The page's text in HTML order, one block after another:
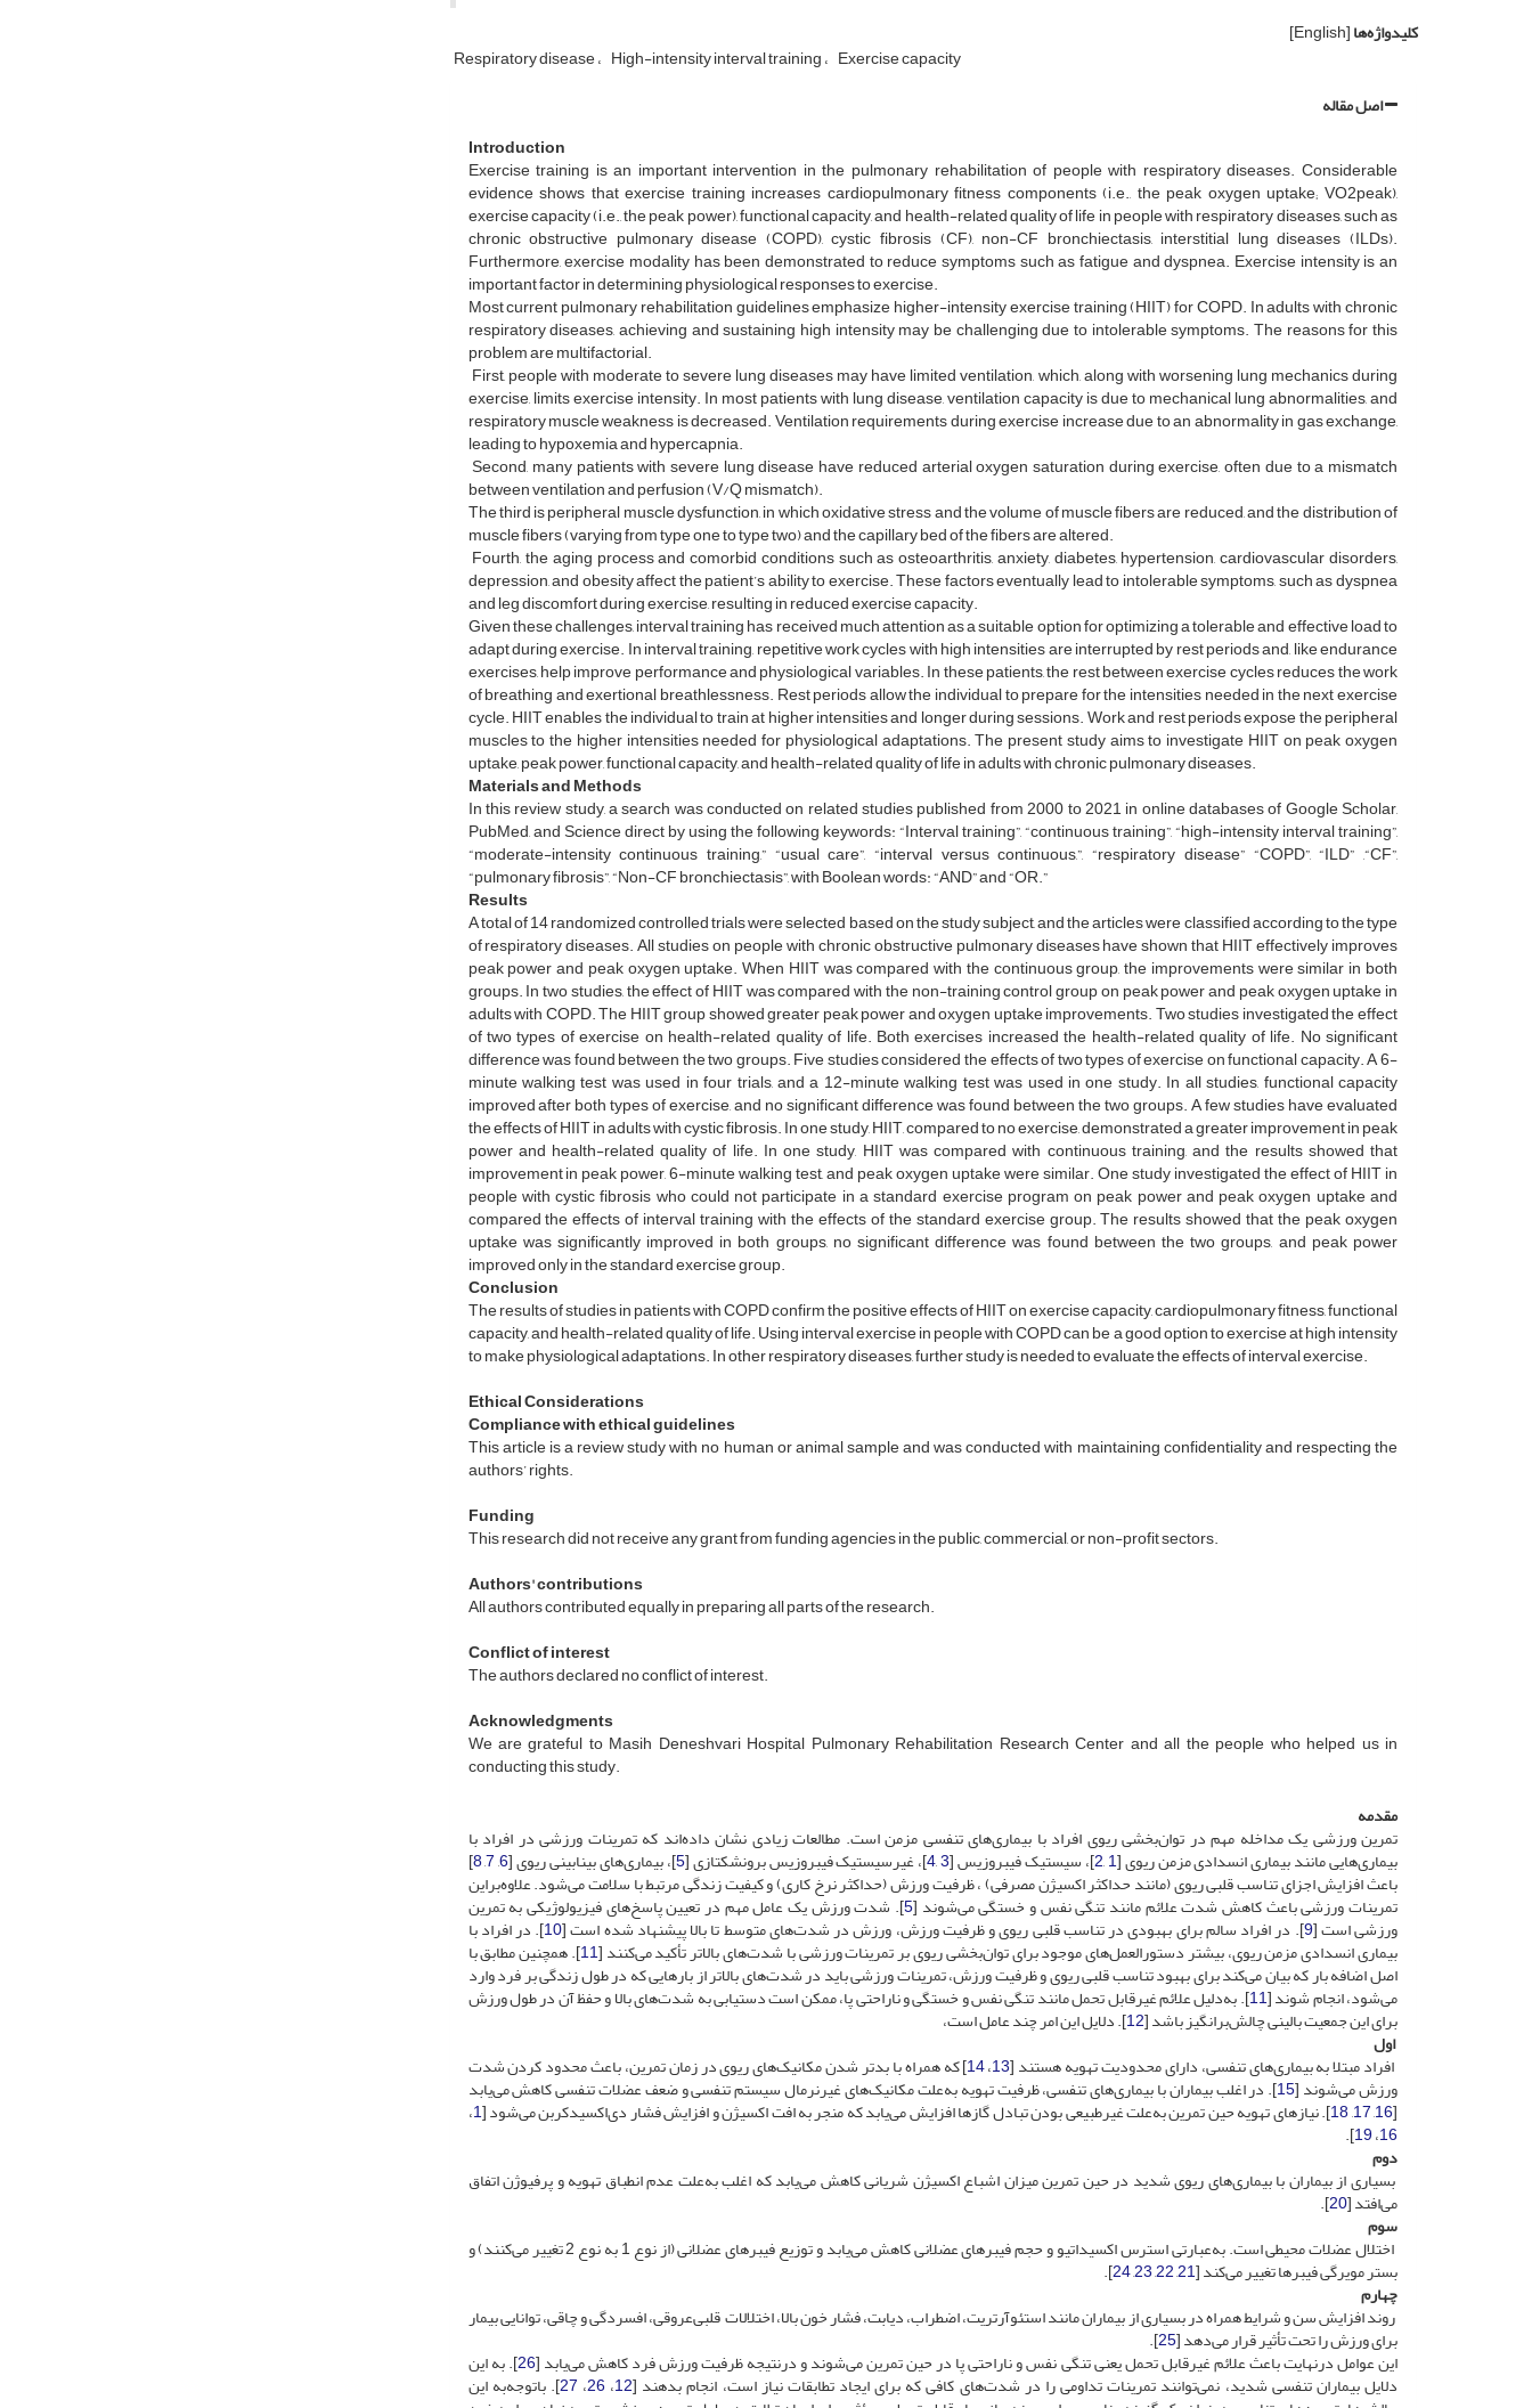
کلیدواژه‌ها[English]
Respiratory disease High-intensity interval training Exercise capacity
اصل مقاله
Introduction
Exercise training is an important intervention in the pulmonary rehabilitation of people with respiratory diseases. Considerable
evidence shows that exercise training increases cardiopulmonary fitness components (i.e., the peak oxygen uptake; VO2peak),
exercise capacity (i.e., the peak power), functional capacity, and health-related quality of life in people with respiratory diseases, such as
chronic obstructive pulmonary disease (COPD), cystic fibrosis (CF), non-CF bronchiectasis, interstitial lung diseases (ILDs).
Furthermore, exercise modality has been demonstrated to reduce symptoms such as fatigue and dyspnea. Exercise intensity is an
important factor in determining physiological responses to exercise.
Most current pulmonary rehabilitation guidelines emphasize higher-intensity exercise training (HIIT) for COPD. In adults with chronic
respiratory diseases, achieving and sustaining high intensity may be challenging due to intolerable symptoms. The reasons for this
problem are multifactorial.
First, people with moderate to severe lung diseases may have limited ventilation, which, along with worsening lung mechanics during
exercise, limits exercise intensity. In most patients with lung disease, ventilation capacity is due to mechanical lung abnormalities, and
respiratory muscle weakness is decreased. Ventilation requirements during exercise increase due to an abnormality in gas exchange,
leading to hypoxemia and hypercapnia.
Second, many patients with severe lung disease have reduced arterial oxygen saturation during exercise, often due to a mismatch
between ventilation and perfusion (V/Q mismatch).
The third is peripheral muscle dysfunction, in which oxidative stress and the volume of muscle fibers are reduced, and the distribution of
muscle fibers (varying from type one to type two) and the capillary bed of the fibers are altered.
Fourth, the aging process and comorbid conditions such as osteoarthritis, anxiety, diabetes, hypertension, cardiovascular disorders,
depression, and obesity affect the patient’s ability to exercise. These factors eventually lead to intolerable symptoms, such as dyspnea
and leg discomfort during exercise, resulting in reduced exercise capacity.
Given these challenges, interval training has received much attention as a suitable option for optimizing a tolerable and effective load to
adapt during exercise. In interval training, repetitive work cycles with high intensities are interrupted by rest periods and, like endurance
exercises, help improve performance and physiological variables. In these patients, the rest between exercise cycles reduces the work
of breathing and exertional breathlessness. Rest periods allow the individual to prepare for the intensities needed in the next exercise
cycle. HIIT enables the individual to train at higher intensities and longer during sessions. Work and rest periods expose the peripheral
muscles to the higher intensities needed for physiological adaptations. The present study aims to investigate HIIT on peak oxygen
uptake, peak power, functional capacity, and health-related quality of life in adults with chronic pulmonary diseases.
Materials and Methods
In this review study, a search was conducted on related studies published from 2000 to 2021 in online databases of Google Scholar,
PubMed, and Science direct by using the following keywords: “Interval training”, “continuous training”, “high-intensity interval training”,
“moderate-intensity continuous training,” “usual care”, “interval versus continuous,”, “respiratory disease” “COPD”, “ILD” ,“CF”,
“pulmonary fibrosis”, “Non-CF bronchiectasis”, with Boolean words: “AND” and “OR.”
Results
A total of 14 randomized controlled trials were selected based on the study subject, and the articles were classified according to the type
of respiratory diseases. All studies on people with chronic obstructive pulmonary diseases have shown that HIIT effectively improves
peak power and peak oxygen uptake. When HIIT was compared with the continuous group, the improvements were similar in both
groups. In two studies, the effect of HIIT was compared with the non-training control group on peak power and peak oxygen uptake in
adults with COPD. The HIIT group showed greater peak power and oxygen uptake improvements. Two studies investigated the effect
of two types of exercise on health-related quality of life. Both exercises increased the health-related quality of life. No significant
difference was found between the two groups. Five studies considered the effects of two types of exercise on functional capacity. A 6-
minute walking test was used in four trials, and a 12-minute walking test was used in one study. In all studies, functional capacity
improved after both types of exercise, and no significant difference was found between the two groups. A few studies have evaluated
the effects of HIIT in adults with cystic fibrosis. In one study, HIIT, compared to no exercise, demonstrated a greater improvement in peak
power and health-related quality of life. In one study, HIIT was compared with continuous training, and the results showed that
improvement in peak power, 6-minute walking test, and peak oxygen uptake were similar. One study investigated the effect of HIIT in
people with cystic fibrosis who could not participate in a standard exercise program on peak power and peak oxygen uptake and
compared the effects of interval training with the effects of the standard exercise group. The results showed that the peak oxygen
uptake was significantly improved in both groups, no significant difference was found between the two groups, and peak power
improved only in the standard exercise group.
Conclusion
The results of studies in patients with COPD confirm the positive effects of HIIT on exercise capacity, cardiopulmonary fitness, functional
capacity, and health-related quality of life. Using interval exercise in people with COPD can be a good option to exercise at high intensity
to make physiological adaptations. In other respiratory diseases, further study is needed to evaluate the effects of interval exercise.
Ethical Considerations
Compliance with ethical guidelines
This article is a review study with no human or animal sample and was conducted with maintaining confidentiality and respecting the
authors’ rights.
Funding
This research did not receive any grant from funding agencies in the public, commercial, or non-profit sectors.
Authors' contributions
All authors contributed equally in preparing all parts of the research.
Conflict of interest
The authors declared no conflict of interest.
Acknowledgments
We are grateful to Masih Deneshvari Hospital Pulmonary Rehabilitation Research Center and all the people who helped us in
conducting this study.
مقدمه
تمرین ورزشی یک مداخله مهم در توان‌بخشی ریوی افراد با بیماری‌های تنفسی مزمن است. مطالعات زیادی نشان داده‌اند که تمرینات ورزشی در افراد با
بیماری‌هایی مانند بیماری انسدادی مزمن ریوی [1
,
2]، سیستیک فیبروزیس [3
,
4]، غیرسیستیک فیبروزیس برونشکتازی [5]، بیماری‌های بینابینی ریوی [6
,
7
,
8
]
باعث افزایش اجزای تناسب قلبی ریوی (مانند حداکثر اکسیژن مصرفی) ، ظرفیت ورزش (حداکثر نرخ کاری) و کیفیت زندگی مرتبط با سلامت می‌شود. علاوه‌براین
تمرینات ورزشی باعث کاهش شدت علائم مانند تنگی نفس و خستگی می‌شوند [5]. شدت ورزش یک عامل مهم در تعیین پاسخ‌های فیزیولوژیکی به تمرین
ورزشی است [9]. در افراد سالم برای بهبودی در تناسب قلبی ریوی و ظرفیت ورزش، ورزش در شدت‌های متوسط تا بالا پیشنهاد شده است [10]. در افراد با
بیماری انسدادی مزمن ریوی، بیشتر دستورالعمل‌های موجود برای توان‌بخشی ریوی بر تمرینات ورزشی با شدت‌های بالاتر تأکید می‌کنند [11]. همچنین مطابق با
اصل اضافه بار که بیان می‌کند برای بهبود تناسب قلبی ریوی و ظرفیت ورزش، تمرینات ورزشی باید در شدت‌های بالاتر از بارهایی که در طول زندگی بر فرد وارد
می‌شود، انجام شوند [11]. به‌دلیل علائم غیرقابل‌ تحمل مانند تنگی نفس و خستگی و ناراحتی پا، ممکن است دستیابی به شدت‌های بالا و حفظ آن در طول ورزش
برای این جمعیت بالینی چالش‌برانگیز باشد [12]. دلایل این امر چند عامل است،
اول
افراد مبتلا به بیماری‌های تنفسی، دارای محدودیت تهویه هستند [13،14] که همراه با بدتر شدن مکانیک‌های ریوی در زمان تمرین، باعث محدود کردن شدت
ورزش می‌شوند [15]. در اغلب بیماران با بیماری‌های تنفسی، ظرفیت تهویه به‌علت مکانیک‌های غیرنرمال سیستم تنفسی و ضعف عضلات تنفسی کاهش می‌یابد
[
16
,
17
,
18]. نیازهای تهویه حین تمرین به‌علت غیرطبیعی بودن تبادل گازها افزایش می‌یابد که منجر به افت اکسیژن و افزایش فشار دی‌اکسیدکربن می‌شود [1،
16،19
].
دوم
بسیاری از بیماران با بیماری‌های ریوی شدید در حین تمرین میزان اشباع اکسیژن شریانی کاهش می‌یابد که اغلب به‌علت عدم انطباق تهویه و پرفیوژن اتفاق
می‌افتد [20
].
سوم
اختلال عضلات محیطی است. به‌عبارتی استرس اکسیداتیو و حجم فیبرهای عضلانی کاهش می‌یابد و توزیع فیبرهای عضلانی (از نوع 1 به نوع 2 تغییر می‌کنند) و
بستر مویرگی فیبرها تغییر می‌کند [21
,
22
,
23
,
24
].
چهارم
روند افزایش سن و شرایط همراه در بسیاری از بیماران مانند استئوآرتریت، اضطراب، دیابت، فشار خون بالا، اختلالات قلبی‌عروقی، افسردگی و چاقی، توانایی بیمار
برای ورزش را تحت تأثیر قرار می‌دهد [25
].
این عوامل درنهایت باعث علائم غیرقابل ‌تحمل یعنی تنگی نفس و ناراحتی پا در حین تمرین می‌شوند و درنتیجه ظرفیت ورزش فرد کاهش می‌یابد [26]. به این
دلایل بیماران تنفسی شدید، نمی‌توانند تمرینات تداومی را در شدت‌های کافی که برای ایجاد تطابقات نیاز است، انجام بدهند [12،26، 27]. باتوجه‌به این